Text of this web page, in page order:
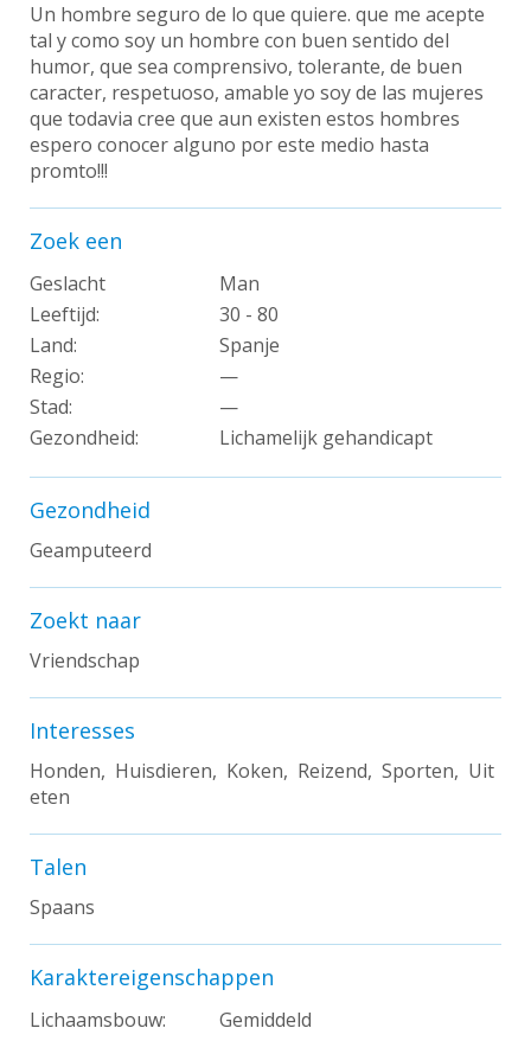
Un hombre seguro de lo que quiere. que me acepte
tal y como soy un hombre con buen sentido del
humor, que sea comprensivo, tolerante, de buen
caracter, respetuoso, amable yo soy de las mujeres
que todavia cree que aun existen estos hombres
espero conocer alguno por este medio hasta
promto!!!
Zoek een
Geslacht
Man
Leeftijd:
30 - 80
Land:
Spanje
Regio:
—
Stad:
—
Gezondheid:
Lichamelijk gehandicapt
Gezondheid
Geamputeerd
Zoekt naar
Vriendschap
Interesses
Honden, Huisdieren, Koken, Reizend, Sporten, Uit
eten
Talen
Spaans
Karaktereigenschappen
Lichaamsbouw: Gemiddeld